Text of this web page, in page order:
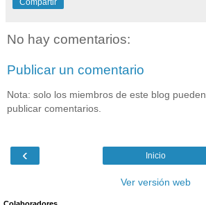
Compartir
No hay comentarios:
Publicar un comentario
Nota: solo los miembros de este blog pueden
publicar comentarios.
‹ Inicio
Ver versión web
Colaboradores